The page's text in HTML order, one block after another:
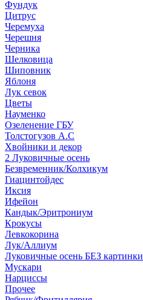
Фундук
Цитрус
Черемуха
Черешня
Черника
Шелковица
Шиповник
Яблоня
Лук севок
Цветы
Науменко
Озеленение ГБУ
Толстогузов А.С
Хвойники и декор
2 Луковичные осень
Безвременник/Колхикум
Гиацинтойдес
Иксия
Ифейон
Кандык/Эритрониум
Крокусы
Левкокорина
Лук/Аллиум
Луковичные осень БЕЗ картинки
Мускари
Нарциссы
Прочее